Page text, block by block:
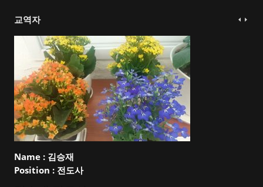
교역자
Name : 김승재
Position : 전도사